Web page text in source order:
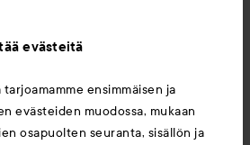
evästeitä
ensimmäisen ja
evästeiden muodossa, mukaan
osapuolten seuranta, sisällön ja